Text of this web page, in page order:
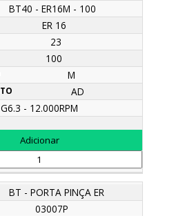
BT40 - ER16M - 100
ER 16
23
100
M
AD
G6.3 - 12.000RPM
BT - PORTA PINÇA ER
03007P